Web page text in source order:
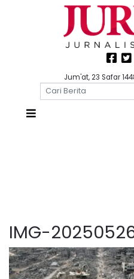
Jum'at, 23 Safar
IMG-